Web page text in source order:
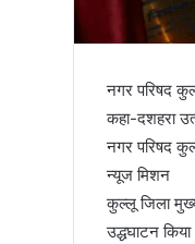
नगर परिषद
कहा-दशहरा
नगर परिषद
न्यूज मिशन
कुल्लू जिला
उद्धघाटन